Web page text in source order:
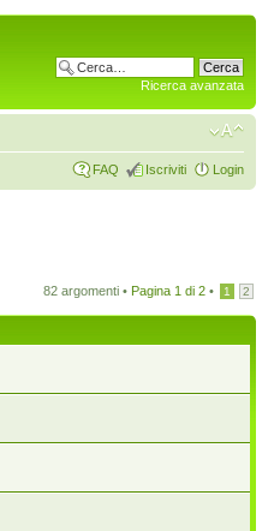
Ricerca avanzata
FAQ Iscriviti Login
82 argomenti • Pagina 1 di 2 • 1 2